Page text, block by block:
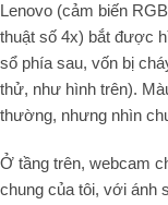
Lenovo (cảm biến
thuật số 4x) bắt được
sổ phía sau, vốn bị
thử, như hình trên).
thường, nhưng nhìn
Ở tầng trên, webcam
chung của tôi, với ánh